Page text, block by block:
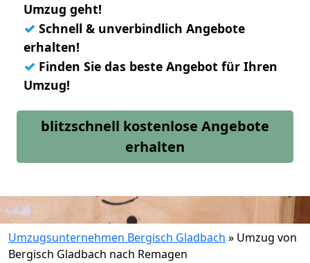
Umzug geht!
✓ Schnell & unverbindlich Angebote
erhalten!
✓ Finden Sie das beste Angebot für Ihren
Umzug!
blitzschnell kostenlose Angebote
erhalten
Umzugsunternehmen Bergisch Gladbach » Umzug von
Bergisch Gladbach nach Remagen